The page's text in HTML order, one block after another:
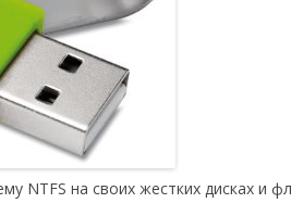
NTFS на своих жестких дисках и